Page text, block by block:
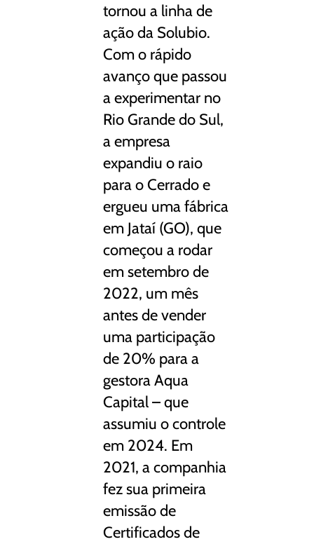
tornou a linha de
ação da Solubio.
Com o rápido
avanço que passou
a experimentar no
Rio Grande do Sul,
a empresa
expandiu o raio
para o Cerrado e
ergueu uma fábrica
em Jataí (GO), que
começou a rodar
em setembro de
2022, um mês
antes de vender
uma participação
de 20% para a
gestora Aqua
Capital – que
assumiu o controle
em 2024. Em
2021, a companhia
fez sua primeira
emissão de
Certificados de